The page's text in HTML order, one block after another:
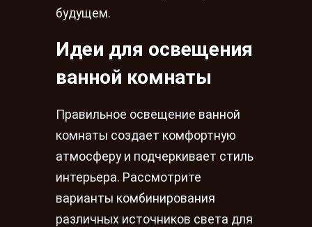
будущем.
Идеи для освещения
ванной комнаты
Правильное освещение ванной
комнаты создает комфортную
атмосферу и подчеркивает стиль
интерьера. Рассмотрите
варианты комбинирования
различных источников света для